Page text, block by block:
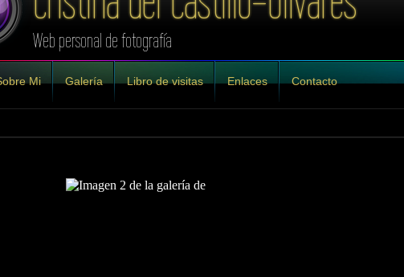
Web personal de fotografía
Mi Galería Libro de visitas Enlaces Contacto